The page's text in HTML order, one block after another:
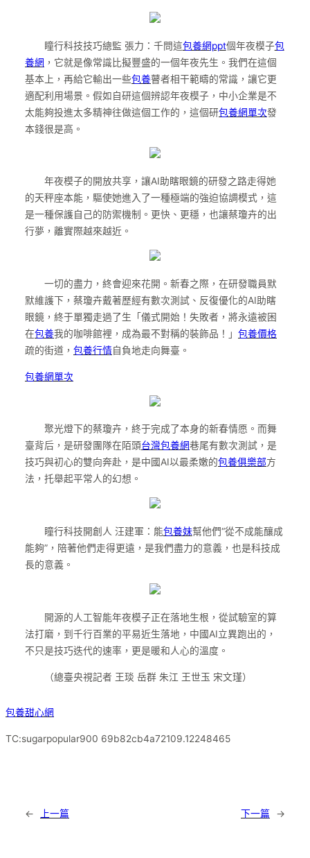
瞳行科技技巧總監 張力：千問這包養網ppt個年夜模子包
養網 ，它就是像常識比擬豐盛的一個年夜先生。我們在這個
基本上，再給它輸出一些包養瞽者相干範疇的常識，讓它更
適配利用場景。假如自研這個辨認年夜模子，中小企業是不
太能夠投進太多精神往做這個工作的，這個研包養網單次發
本錢很是高。
年夜模子的開放共享，讓AI助瞎眼鏡的研發之路走得她
的天秤座本能，驅使她進入了一種極端的強迫協調模式，這
是一種保護自己的防禦機制。更快、更穩，也讓蔡瓊卉的出
行夢，離實際越來越近。
一切的盡力，終會迎來花開。新春之際，在研發職員默
默維護下，蔡瓊卉戴著歷經有數次測試、反復優化的AI助瞎
眼鏡，終于單獨走過了生「儀式開始！失敗者，將永遠被困
在包養我的咖啡館裡，成為最不對稱的裝飾品！」 包養價格
疏的街道， 包養行情自負地走向舞臺。
包養網單次
聚光燈下的蔡瓊卉，終于完成了本身的新春情愿。而舞
臺背后，是研發團隊在陌頭台灣包養網巷尾有數次測試，是
技巧與初心的雙向奔赴，是中國AI以最柔嫩的包養俱樂部方
法，托舉起平常人的幻想。
瞳行科技開創人 汪建軍：能包養妹幫他們“從不成能釀成
能夠”，陪著他們走得更遠，是我們盡力的意義，也是科技成
長的意義。
開源的人工智能年夜模子正在落地生根，從試驗室的算
法打磨，到千行百業的平易近生落地，中國AI立異跑出的，
不只是技巧迭代的速率，更是暖和人心的溫度。
（總臺央視記者 王琰 岳群 朱江 王世玉 宋文瑾）
包養甜心網
TC:sugarpopular900 69b82cb4a72109.12248465
← 上一篇 下一篇 →